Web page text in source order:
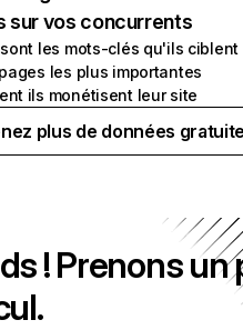
sur vos concurrents
les mots-clés qu'ils ciblent
les plus importantes
ils monétisent leur site
plus de données
! Prenons un